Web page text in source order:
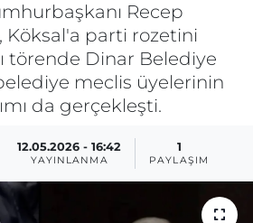
Recep
Köksal'a parti rozetini
törende Dinar Belediye
meclis üyelerinin
da gerçekleşti.
12.05.2026 - 16:42
YAYINLANMA
1
PAYLAŞIM